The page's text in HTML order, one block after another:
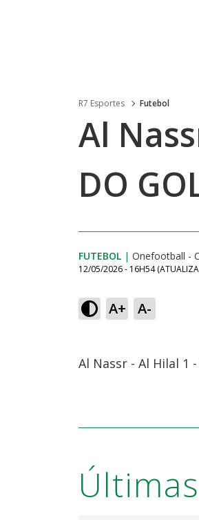
R7 Esportes Futebol
Al
DO
FUTEBOL | Onefootball -
12/05/2026 - 16H54
A+ A-
Al Nassr - Al Hilal 1 -
Últimas